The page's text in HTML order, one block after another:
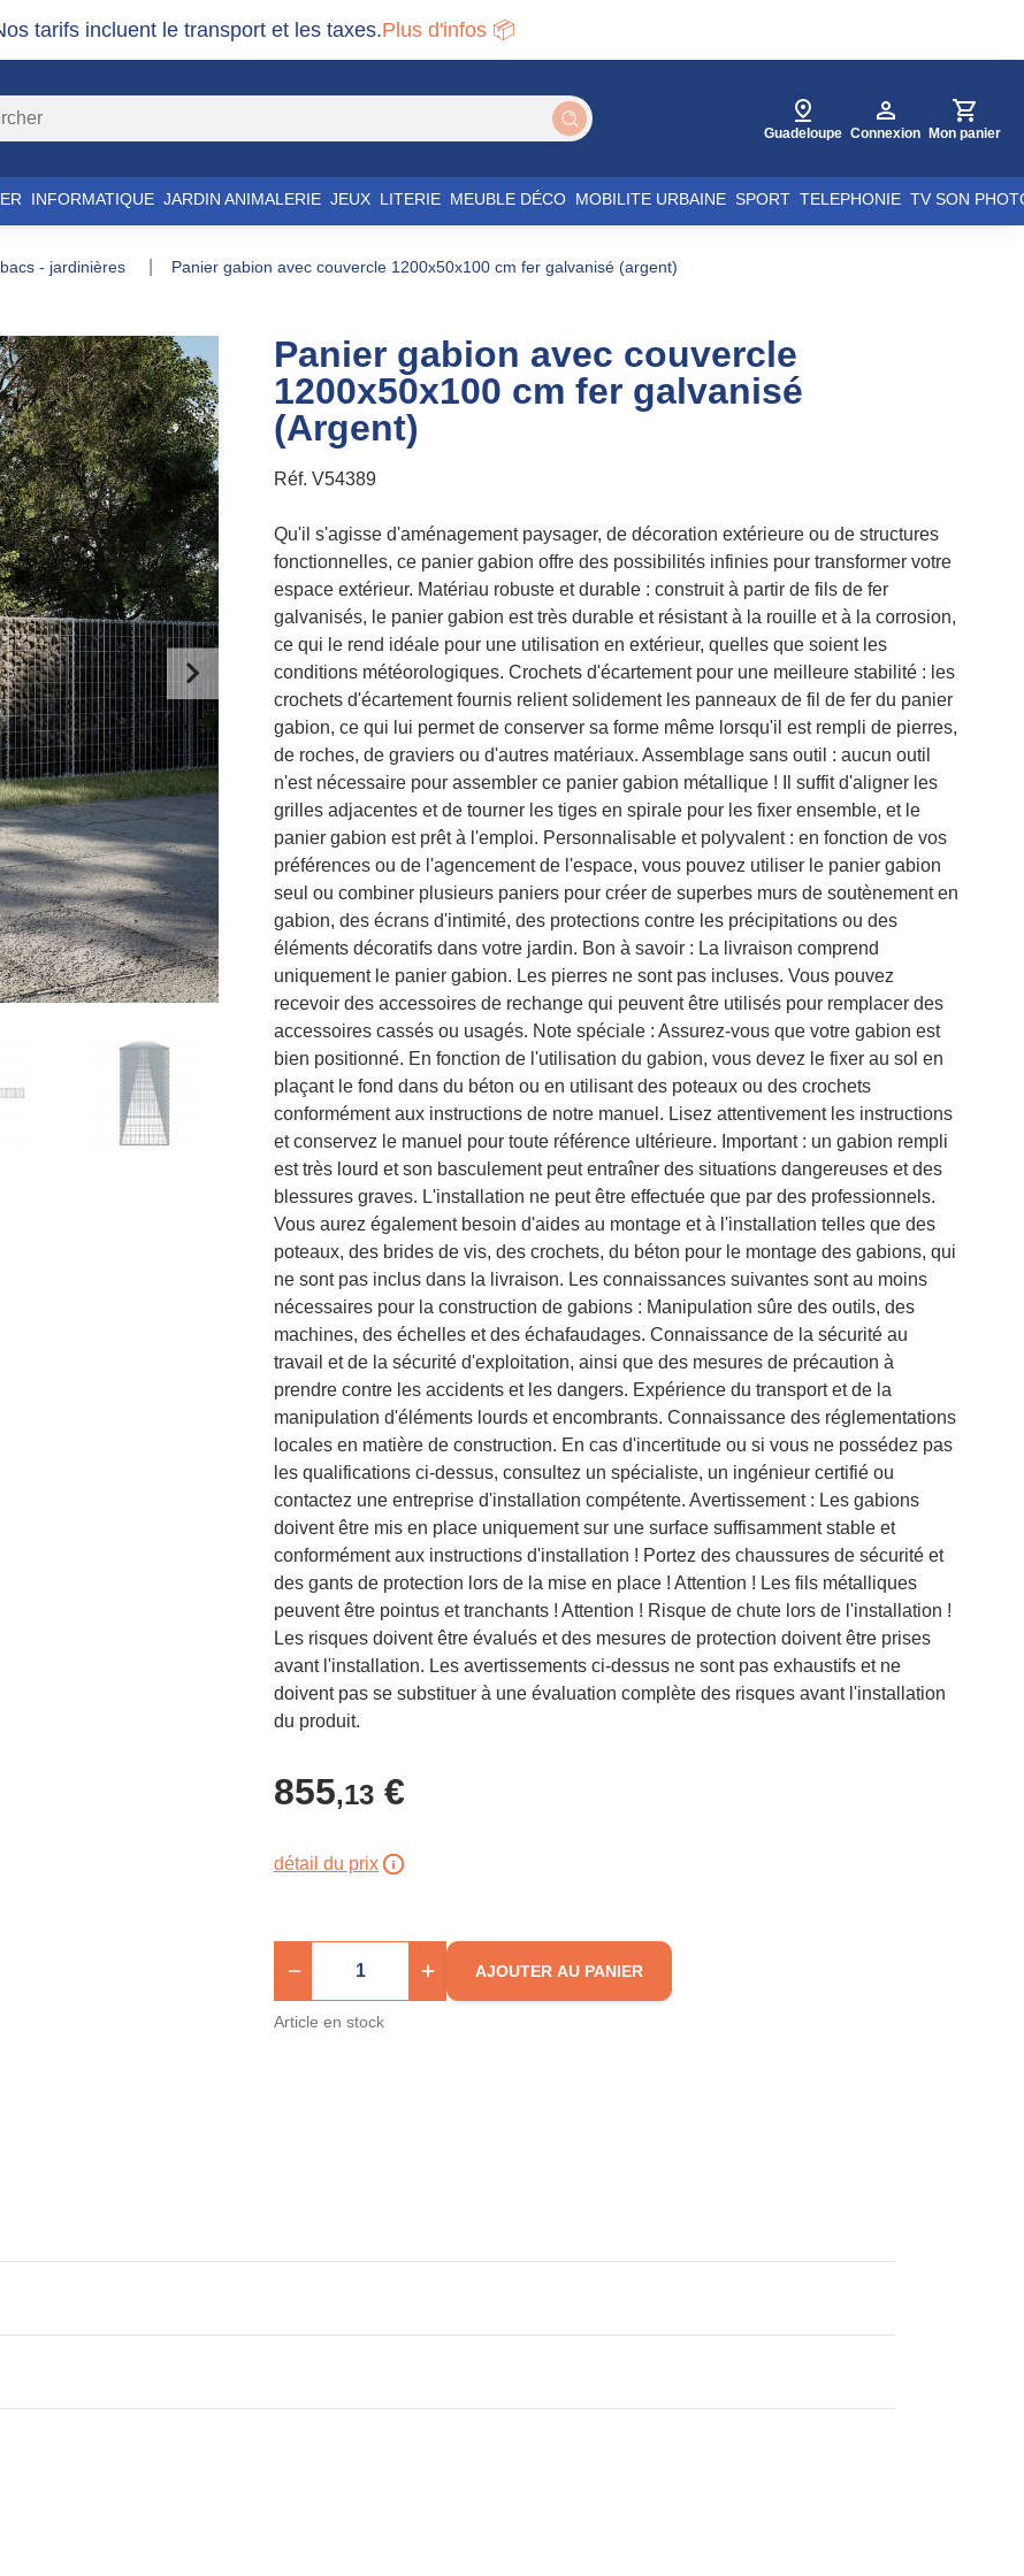
tarifs incluent le transport et les taxes.Plus d'infos 📦
Guadeloupe Connexion Mon panier
INFORMATIQUE JARDIN ANIMALERIE JEUX LITERIE MEUBLE DÉCO MOBILITE URBAINE SPORT TELEPHONIE TV SON
bacs - jardinières panier gabion avec couvercle 1200x50x100 cm fer galvanisé (argent)
Panier gabion avec couvercle
1200x50x100 cm fer galvanisé
(Argent)
Réf. V54389
Qu'il s'agisse d'aménagement paysager, de décoration extérieure ou de structures
fonctionnelles, ce panier gabion offre des possibilités infinies pour transformer votre
espace extérieur. Matériau robuste et durable : construit à partir de fils de fer
galvanisés, le panier gabion est très durable et résistant à la rouille et à la corrosion,
ce qui le rend idéale pour une utilisation en extérieur, quelles que soient les
conditions météorologiques. Crochets d'écartement pour une meilleure stabilité : les
crochets d'écartement fournis relient solidement les panneaux de fil de fer du panier
gabion, ce qui lui permet de conserver sa forme même lorsqu'il est rempli de pierres,
de roches, de graviers ou d'autres matériaux. Assemblage sans outil : aucun outil
n'est nécessaire pour assembler ce panier gabion métallique ! Il suffit d'aligner les
grilles adjacentes et de tourner les tiges en spirale pour les fixer ensemble, et le
panier gabion est prêt à l'emploi. Personnalisable et polyvalent : en fonction de vos
préférences ou de l'agencement de l'espace, vous pouvez utiliser le panier gabion
seul ou combiner plusieurs paniers pour créer de superbes murs de soutènement en
gabion, des écrans d'intimité, des protections contre les précipitations ou des
éléments décoratifs dans votre jardin. Bon à savoir : La livraison comprend
uniquement le panier gabion. Les pierres ne sont pas incluses. Vous pouvez
recevoir des accessoires de rechange qui peuvent être utilisés pour remplacer des
accessoires cassés ou usagés. Note spéciale : Assurez-vous que votre gabion est
bien positionné. En fonction de l'utilisation du gabion, vous devez le fixer au sol en
plaçant le fond dans du béton ou en utilisant des poteaux ou des crochets
conformément aux instructions de notre manuel. Lisez attentivement les instructions
et conservez le manuel pour toute référence ultérieure. Important : un gabion rempli
est très lourd et son basculement peut entraîner des situations dangereuses et des
blessures graves. L'installation ne peut être effectuée que par des professionnels.
Vous aurez également besoin d'aides au montage et à l'installation telles que des
poteaux, des brides de vis, des crochets, du béton pour le montage des gabions, qui
ne sont pas inclus dans la livraison. Les connaissances suivantes sont au moins
nécessaires pour la construction de gabions : Manipulation sûre des outils, des
machines, des échelles et des échafaudages. Connaissance de la sécurité au
travail et de la sécurité d'exploitation, ainsi que des mesures de précaution à
prendre contre les accidents et les dangers. Expérience du transport et de la
manipulation d'éléments lourds et encombrants. Connaissance des réglementations
locales en matière de construction. En cas d'incertitude ou si vous ne possédez pas
les qualifications ci-dessus, consultez un spécialiste, un ingénieur certifié ou
contactez une entreprise d'installation compétente. Avertissement : Les gabions
doivent être mis en place uniquement sur une surface suffisamment stable et
conformément aux instructions d'installation ! Portez des chaussures de sécurité et
des gants de protection lors de la mise en place ! Attention ! Les fils métalliques
peuvent être pointus et tranchants ! Attention ! Risque de chute lors de l'installation !
Les risques doivent être évalués et des mesures de protection doivent être prises
avant l'installation. Les avertissements ci-dessus ne sont pas exhaustifs et ne
doivent pas se substituer à une évaluation complète des risques avant l'installation
du produit.
855,13 €
détail du prix
AJOUTER AU PANIER
Article en stock